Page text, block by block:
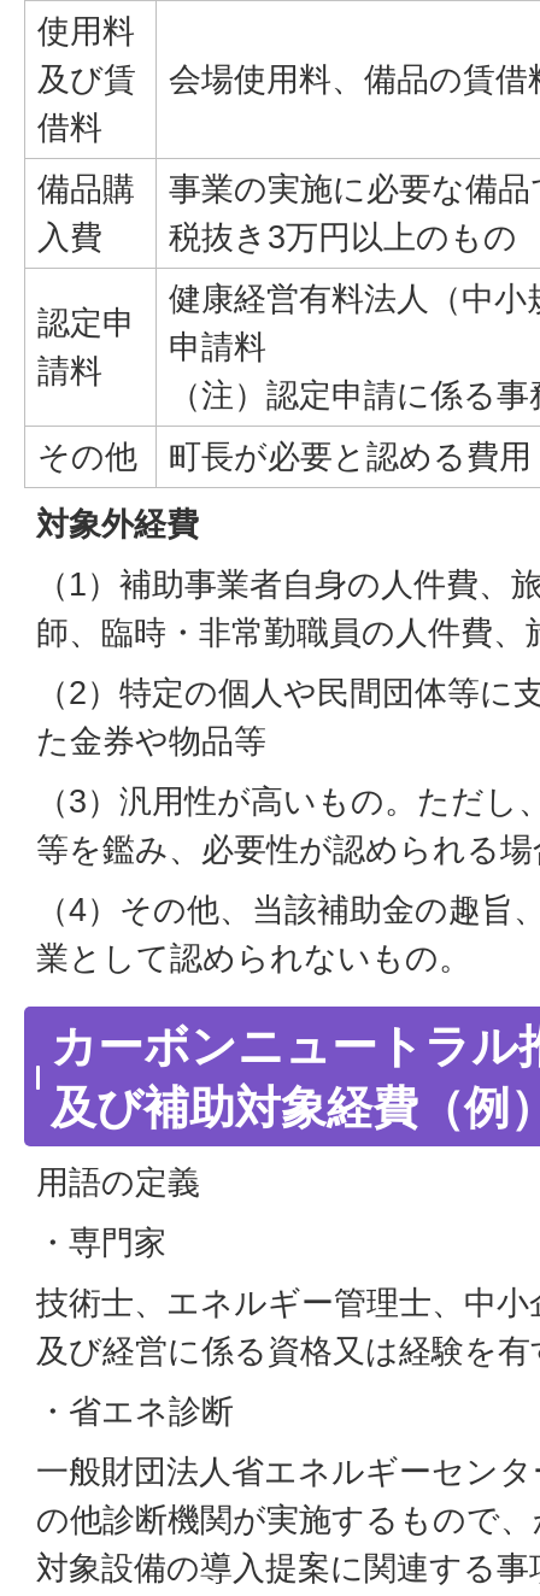
使用料
及び賃
借料
会場使用料、備品の賃借
備品購
入費
事業の実施に必要な備
税抜き3万円以上のもの
認定申
請料
健康経営有料法人（中
申請料
（注）認定申請に係る
その他
町長が必要と認める費用
対象外経費
（1）補助事業者自身の人件費、
師、臨時・非常勤職員の人件費、
（2）特定の個人や民間団体等に
た金券や物品等
（3）汎用性が高いもの。ただし
等を鑑み、必要性が認められる
（4）その他、当該補助金の趣旨
業として認められないもの。
カーボンニュートラル
及び補助対象経費（例
用語の定義
・専門家
技術士、エネルギー管理士、中
及び経営に係る資格又は経験を
・省エネ診断
一般財団法人省エネルギーセン
の他診断機関が実施するもので
対象設備の導入提案に関連する